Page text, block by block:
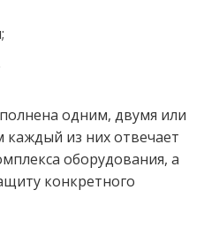
одним, двумя или
из них отвечает
оборудования, а
конкретного